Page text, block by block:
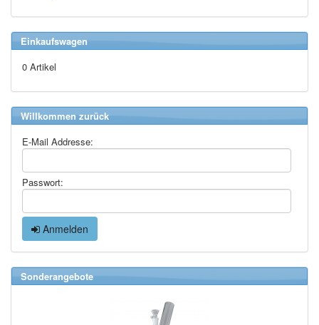
Einkaufswagen
0 Artikel
Willkommen zurück
E-Mail Addresse:
Passwort:
Anmelden
Sonderangebote